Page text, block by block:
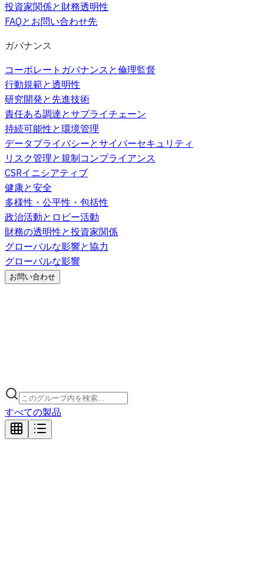
投資家関係と財務透明性
FAQとお問い合わせ先
ガバナンス
コーポレートガバナンスと倫理監督
行動規範と透明性
研究開発と先進技術
責任ある調達とサプライチェーン
持続可能性と環境管理
データプライバシーとサイバーセキュリティ
リスク管理と規制コンプライアンス
CSRイニシアティブ
健康と安全
多様性・公平性・包括性
政治活動とロビー活動
財務の透明性と投資家関係
グローバルな影響と協力
グローバルな影響
お問い合わせ
すべての製品